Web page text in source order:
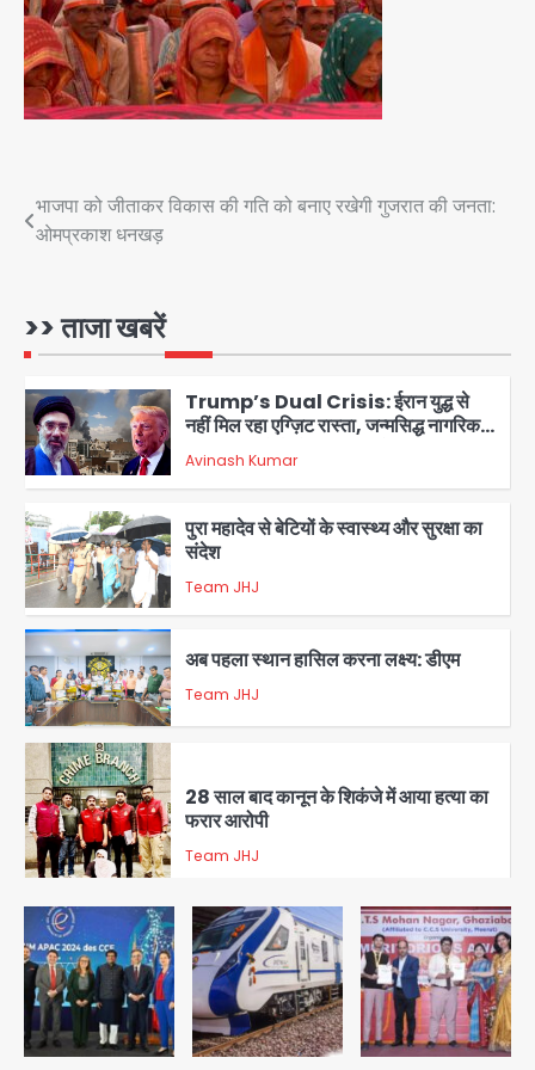
Post
navigation
भाजपा को जीताकर विकास की गति को बनाए रखेगी गुजरात की जनता:
ओमप्रकाश धनखड़
>> ताजा खबरें
28 साल बाद कानून के शिकंजे में आया हत्या का
फरार आरोपी
Team JHJ
5
1
Trump’s Dual Crisis: ईरान युद्ध से
नहीं मिल रहा एग्ज़िट रास्ता, जन्मसिद्ध नागरिकता
पर सुप्रीम कोर्ट को दी फिर चुनौती
Avinash Kumar
2
पुरा महादेव से बेटियों के स्वास्थ्य और सुरक्षा का
संदेश
Team JHJ
3
अब पहला स्थान हासिल करना लक्ष्य: डीएम
Team JHJ
4
28 साल बाद कानून के शिकंजे में आया हत्या का
फरार आरोपी
Team JHJ
डबल मर्डर का मुख्य साजिशकर्ता क्राइम ब्रांच
के हत्थे
Team JHJ